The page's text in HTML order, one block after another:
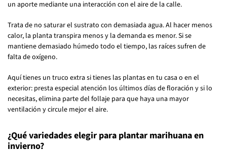
un aporte mediante una interacción con el aire de la calle.
Trata de no saturar el sustrato con demasiada agua. Al hacer menos
calor, la planta transpira menos y la demanda es menor. Si se
mantiene demasiado húmedo todo el tiempo, las raíces sufren de
falta de oxígeno.
Aquí tienes un truco extra si tienes las plantas en tu casa o en el
exterior: presta especial atención los últimos días de floración y si lo
necesitas, elimina parte del follaje para que haya una mayor
ventilación y circule mejor el aire.
¿Qué variedades elegir para plantar marihuana en
invierno?